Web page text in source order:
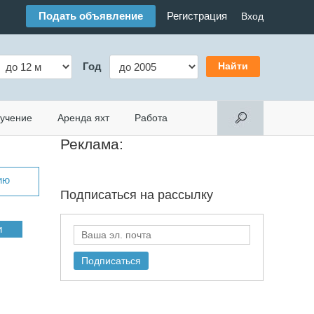
Подать объявление Регистрация Вход
Год
Аренда яхт Работа
Реклама:
Подписаться на рассылку